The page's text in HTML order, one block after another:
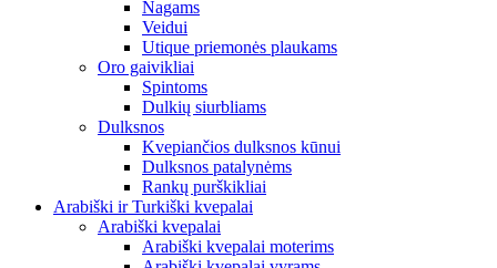
Nagams
Veidui
Utique priemonės plaukams
Oro gaivikliai
Spintoms
Dulkių siurbliams
Dulksnos
Kvepiančios dulksnos kūnui
Dulksnos patalynėms
Rankų purškikliai
Arabiški ir Turkiški kvepalai
Arabiški kvepalai
Arabiški kvepalai moterims